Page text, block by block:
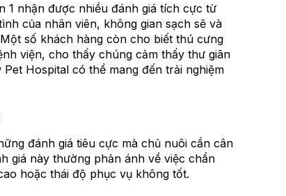
1 nhận được nhiều đánh giá tích cực từ
của nhân viên, không gian sạch sẽ và
số khách hàng còn cho biết thú cưng
viện, cho thấy chúng cảm thấy thư giãn
Hospital có thể mang đến trải nghiệm
đánh giá tiêu cực mà chủ nuôi cần cân
giá này thường phản ánh về việc chẩn
hoặc thái độ phục vụ không tốt.